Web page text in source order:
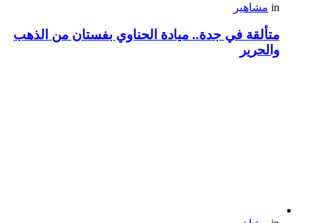
in مشاهير
متألقة في جدة.. ميادة الحناوي بفستان من الذهب
والحرير